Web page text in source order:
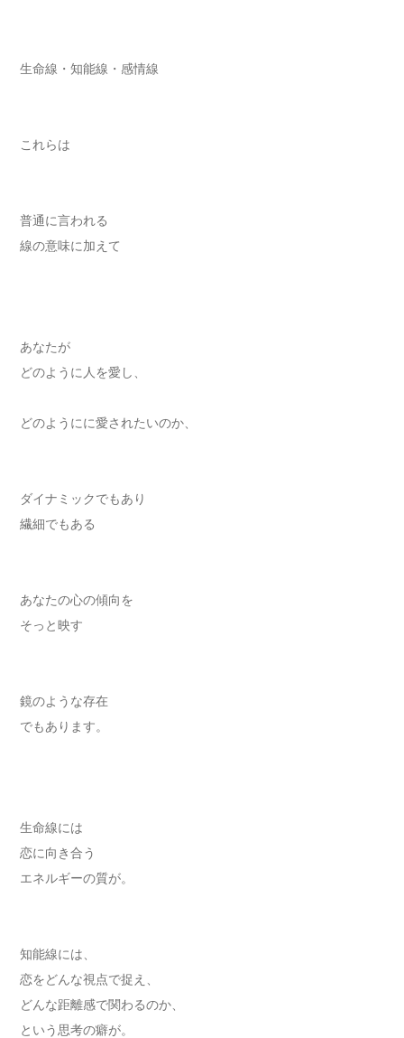
生命線・知能線・感情線
これらは
普通に言われる
線の意味に加えて
あなたが
どのように人を愛し、
どのようにに愛されたいのか、
ダイナミックでもあり
繊細でもある
あなたの心の傾向を
そっと映す
鏡のような存在
でもあります。
生命線には
恋に向き合う
エネルギーの質が。
知能線には、
恋をどんな視点で捉え、
どんな距離感で関わるのか、
という思考の癖が。